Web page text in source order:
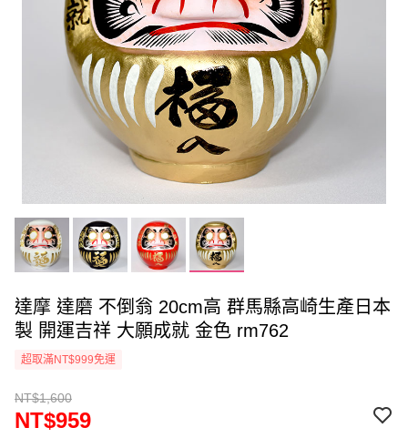
達摩 達磨 不倒翁 20cm高 群馬縣高崎生產日本
製 開運吉祥 大願成就 金色 rm762
超取滿NT$999免運
NT$1,600
NT$959